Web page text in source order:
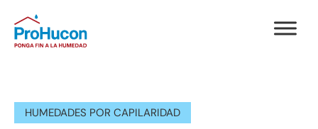
HUMEDADES POR CAPILARIDAD